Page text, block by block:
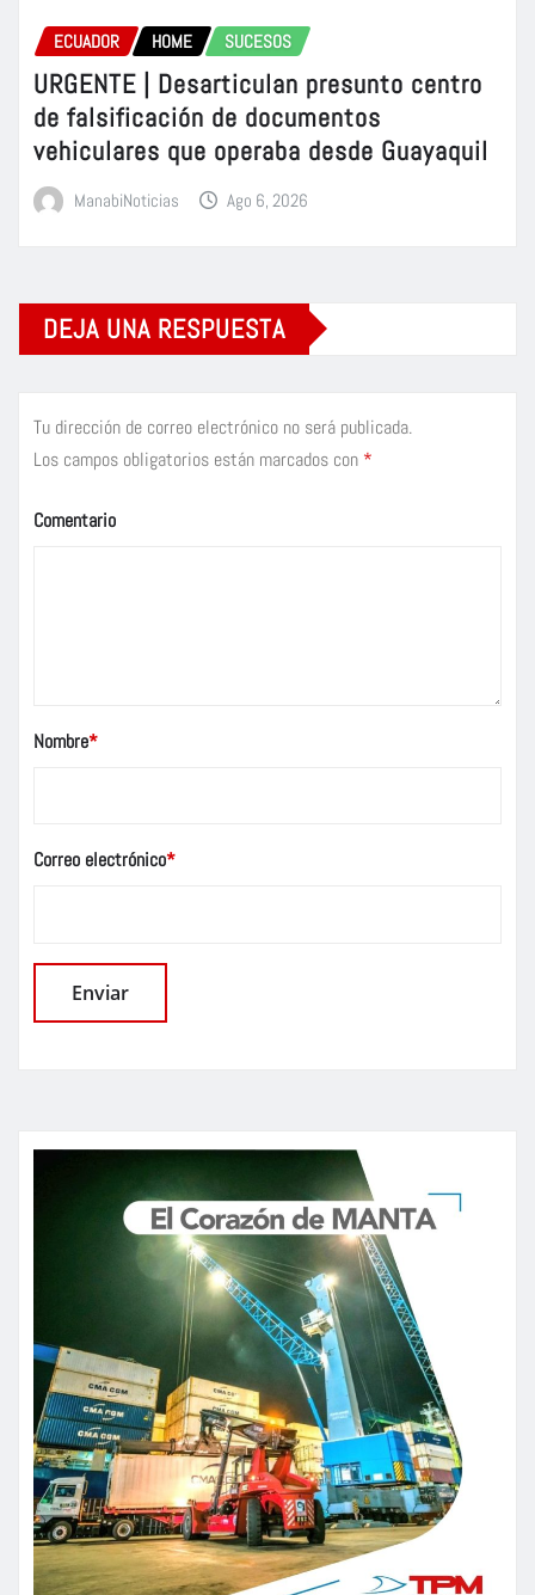
ECUADOR HOME SUCESOS
URGENTE | Desarticulan presunto centro
de falsificación de documentos
vehiculares que operaba desde Guayaquil
ManabiNoticias Ago 6, 2026
DEJA UNA RESPUESTA
Tu dirección de correo electrónico no será publicada.
Los campos obligatorios están marcados con *
Comentario
Nombre*
Correo electrónico*